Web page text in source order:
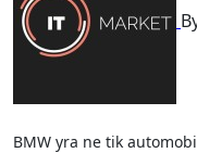
BMW yra ne tik automobilius, bet ir lobis, kuo galima